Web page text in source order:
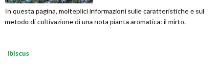
In questa pagina, molteplici informazioni sulle caratteristiche e sul
metodo di coltivazione di una nota pianta aromatica: il mirto.
ibiscus